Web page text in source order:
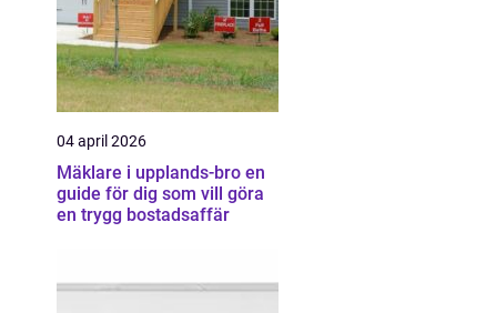
04 april 2026
Mäklare i upplands-bro en
guide för dig som vill göra
en trygg bostadsaffär